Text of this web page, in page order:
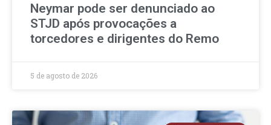
Neymar pode ser denunciado ao
STJD após provocações a
torcedores e dirigentes do Remo
5 de agosto de 2026